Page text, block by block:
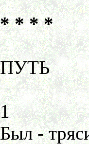
* * * *
ПУТЬ
1
Был -